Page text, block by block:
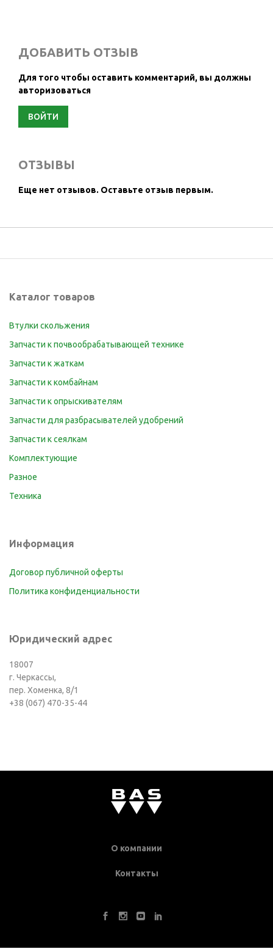
ДОБАВИТЬ ОТЗЫВ
Для того чтобы оставить комментарий, вы должны
авторизоваться
ВОЙТИ
ОТЗЫВЫ
Еще нет отзывов. Оставьте отзыв первым.
Каталог товаров
Втулки скольжения
Запчасти к почвообрабатывающей технике
Запчасти к жаткам
Запчасти к комбайнам
Запчасти к опрыскивателям
Запчасти для разбрасывателей удобрений
Запчасти к сеялкам
Комплектующие
Разное
Техника
Информация
Договор публичной оферты
Политика конфиденциальности
Юридический адрес
18007
г. Черкассы,
пер. Хоменка, 8/1
+38 (067) 470-35-44
О компании
Контакты